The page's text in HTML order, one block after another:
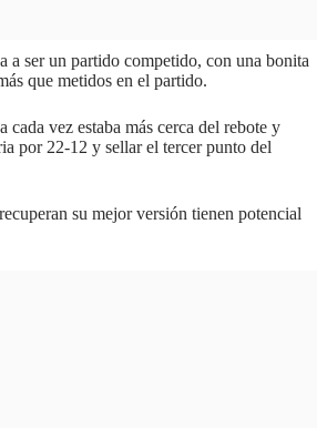
a ser un partido competido, con una bonita
que metidos en el partido.
vez estaba más cerca del rebote y
por 22-12 y sellar el tercer punto del
su mejor versión tienen potencial